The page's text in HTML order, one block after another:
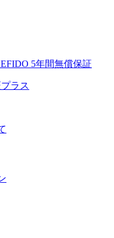
5年間無償保証
ラス